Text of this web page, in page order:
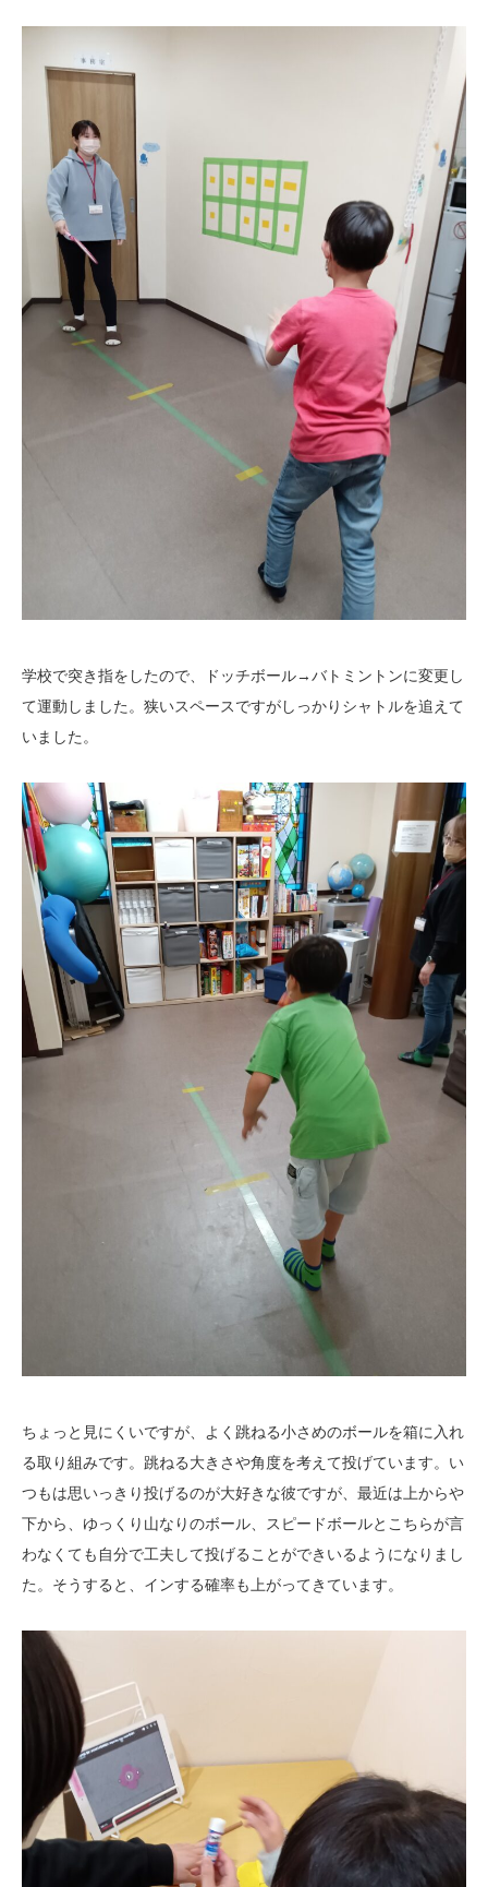
学校で突き指をしたので、ドッチボール→バトミントンに変更し
て運動しました。狭いスペースですがしっかりシャトルを追えて
いました。
ちょっと見にくいですが、よく跳ねる小さめのボールを箱に入れ
る取り組みです。跳ねる大きさや角度を考えて投げています。い
つもは思いっきり投げるのが大好きな彼ですが、最近は上からや
下から、ゆっくり山なりのボール、スピードボールとこちらが言
わなくても自分で工夫して投げることができいるようになりまし
た。そうすると、インする確率も上がってきています。